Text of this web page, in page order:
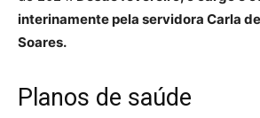
interinamente pela servidora Carla
Soares.
Planos de saúde